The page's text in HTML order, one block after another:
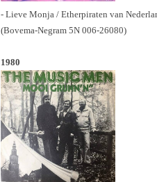
- Lieve Monja / Etherpiraten van
(Bovema-Negram 5N 006-26080)
1980